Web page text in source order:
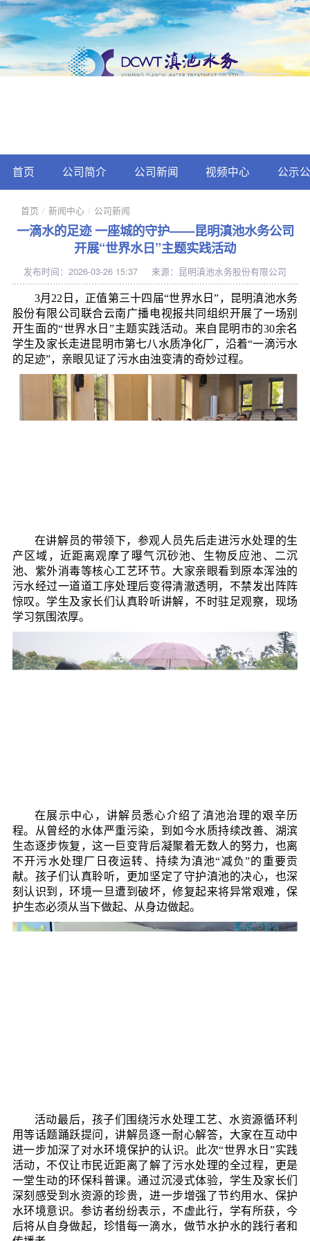
首页 公司简介 公司新闻 视频中心 公示
首页 / 新闻中心 / 公司新闻
一滴水的足迹 一座城的守护——昆明滇池水务公司
开展“世界水日”主题实践活动
发布时间：2026-03-26 15:37 来源：昆明滇池水务股份有限公司
3月22日，正值第三十四届“世界水日”，昆明滇池水务
股份有限公司联合云南广播电视报共同组织开展了一场别
开生面的“世界水日”主题实践活动。来自昆明市的30余名
学生及家长走进昆明市第七八水质净化厂，沿着“一滴污水
的足迹”，亲眼见证了污水由浊变清的奇妙过程。
在讲解员的带领下，参观人员先后走进污水处理的生
产区域，近距离观摩了曝气沉砂池、生物反应池、二沉
池、紫外消毒等核心工艺环节。大家亲眼看到原本浑浊的
污水经过一道道工序处理后变得清澈透明，不禁发出阵阵
惊叹。学生及家长们认真聆听讲解，不时驻足观察，现场
学习氛围浓厚。
在展示中心，讲解员悉心介绍了滇池治理的艰辛历
程。从曾经的水体严重污染，到如今水质持续改善、湖滨
生态逐步恢复，这一巨变背后凝聚着无数人的努力，也离
不开污水处理厂日夜运转、持续为滇池“减负”的重要贡
献。孩子们认真聆听，更加坚定了守护滇池的决心，也深
刻认识到，环境一旦遭到破坏，修复起来将异常艰难，保
护生态必须从当下做起、从身边做起。
活动最后，孩子们围绕污水处理工艺、水资源循环利
用等话题踊跃提问，讲解员逐一耐心解答，大家在互动中
进一步加深了对水环境保护的认识。此次“世界水日”实践
活动，不仅让市民近距离了解了污水处理的全过程，更是
一堂生动的环保科普课。通过沉浸式体验，学生及家长们
深刻感受到水资源的珍贵，进一步增强了节约用水、保护
水环境意识。参访者纷纷表示，不虚此行，学有所获，今
后将从自身做起，珍惜每一滴水，做节水护水的践行者和